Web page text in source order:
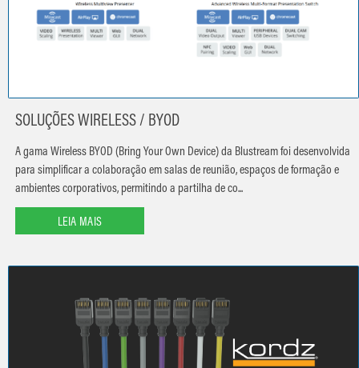
SOLUÇÕES WIRELESS / BYOD
A gama Wireless BYOD (Bring Your Own Device) da Blustream foi desenvolvida
para simplificar a colaboração em salas de reunião, espaços de formação e
ambientes corporativos, permitindo a partilha de co...
LEIA MAIS